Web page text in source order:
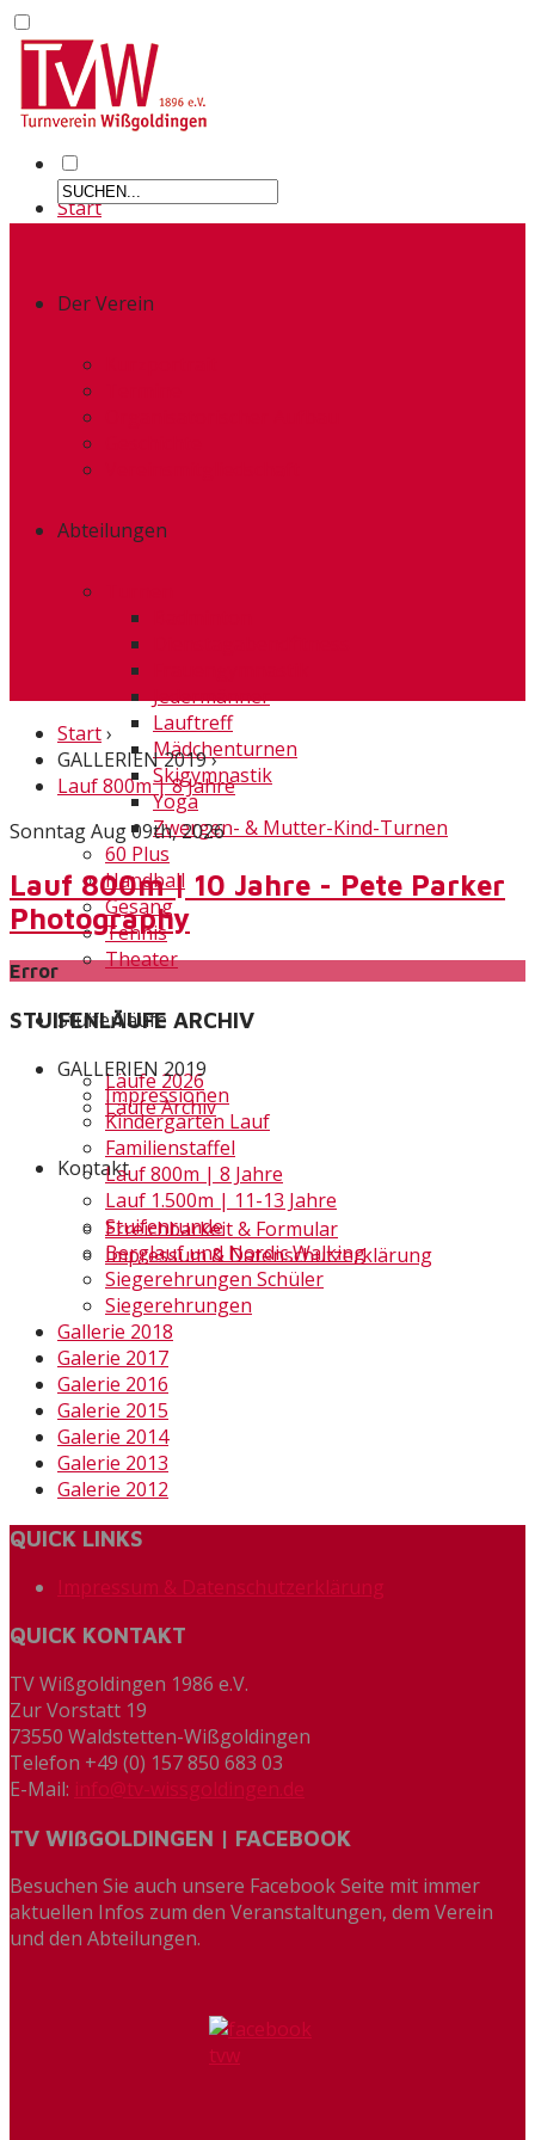
Start
Der Verein
Abteilungen
Jedermänner
Lauftreff
Mädchenturnen
Skigymnastik
Yoga
Zwergen- & Mutter-Kind-Turnen
60 Plus
Handball
Gesang
Tennis
Theater
Stuifenläufe
Läufe 2026
Läufe Archiv
Kontakt
Erreichbarkeit & Formular
Impressum & Datenschutzerklärung
Start›
GALLERIEN 2019›
Lauf 800m | 8 Jahre
Sonntag Aug 09th, 2026
Lauf 800m | 10 Jahre - Pete Parker
Photography
Error
STUIFENLÄUFE ARCHIV
GALLERIEN 2019
Impressionen
Kindergarten Lauf
Familienstaffel
Lauf 800m | 8 Jahre
Lauf 1.500m | 11-13 Jahre
Stuifenrunde
Berglauf und Nordic Walking
Siegerehrungen Schüler
Siegerehrungen
Gallerie 2018
Galerie 2017
Galerie 2016
Galerie 2015
Galerie 2014
Galerie 2013
Galerie 2012
QUICK LINKS
Impressum & Datenschutzerklärung
QUICK KONTAKT
TV Wißgoldingen 1986 e.V.
Zur Vorstatt 19
73550 Waldstetten-Wißgoldingen
Telefon +49 (0) 157 850 683 03
E-Mail: info@tv-wissgoldingen.de
TV WIßGOLDINGEN | FACEBOOK
Besuchen Sie auch unsere Facebook Seite mit immer
aktuellen Infos zum den Veranstaltungen, dem Verein
und den Abteilungen.